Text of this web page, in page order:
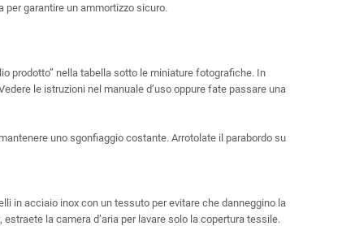
per garantire un ammortizzo sicuro.
prodotto” nella tabella sotto le miniature fotografiche. In
le istruzioni nel manuale d’uso oppure fate passare una
uno sgonfiaggio costante. Arrotolate il parabordo su
in acciaio inox con un tessuto per evitare che danneggino la
la camera d’aria per lavare solo la copertura tessile.